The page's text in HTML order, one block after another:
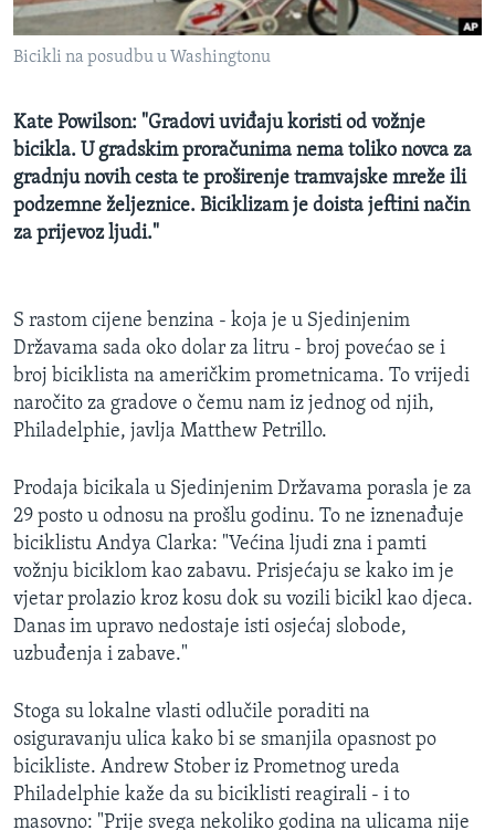
MAGAZIN
O GLASU AMERIKE
Learning English
PRATITE NAS
Bicikli na posudbu u Washingtonu
Kate Powilson: "Gradovi uviđaju koristi od vožnje
bicikla. U gradskim proračunima nema toliko novca za
gradnju novih cesta te proširenje tramvajske mreže ili
podzemne željeznice. Biciklizam je doista jeftini način
za prijevoz ljudi."
S rastom cijene benzina - koja je u Sjedinjenim
Državama sada oko dolar za litru - broj povećao se i
broj biciklista na američkim prometnicama. To vrijedi
naročito za gradove o čemu nam iz jednog od njih,
Philadelphie, javlja Matthew Petrillo.
Prodaja bicikala u Sjedinjenim Državama porasla je za
29 posto u odnosu na prošlu godinu. To ne iznenađuje
biciklistu Andya Clarka: "Većina ljudi zna i pamti
vožnju biciklom kao zabavu. Prisjećaju se kako im je
vjetar prolazio kroz kosu dok su vozili bicikl kao djeca.
Danas im upravo nedostaje isti osjećaj slobode,
uzbuđenja i zabave."
Stoga su lokalne vlasti odlučile poraditi na
osiguravanju ulica kako bi se smanjila opasnost po
bicikliste. Andrew Stober iz Prometnog ureda
Philadelphie kaže da su biciklisti reagirali - i to
masovno: "Prije svega nekoliko godina na ulicama nije